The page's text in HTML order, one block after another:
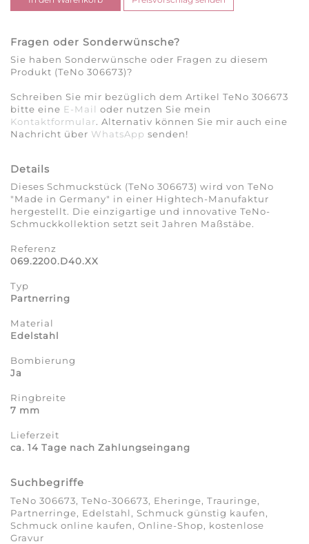
Fragen oder Sonderwünsche?
Sie haben Sonderwünsche oder Fragen zu diesem
Produkt (TeNo 306673)?
Schreiben Sie mir bezüglich dem Artikel TeNo 306673
bitte eine E-Mail oder nutzen Sie mein
Kontaktformular. Alternativ können Sie mir auch eine
Nachricht über WhatsApp senden!
Details
Dieses Schmuckstück (TeNo 306673) wird von TeNo
"Made in Germany" in einer Hightech-Manufaktur
hergestellt. Die einzigartige und innovative TeNo-
Schmuckkollektion setzt seit Jahren Maßstäbe.
Referenz
069.2200.D40.XX
Typ
Partnerring
Material
Edelstahl
Bombierung
Ja
Ringbreite
7 mm
Lieferzeit
ca. 14 Tage nach Zahlungseingang
Suchbegriffe
TeNo 306673, TeNo-306673, Eheringe, Trauringe,
Partnerringe, Edelstahl, Schmuck günstig kaufen,
Schmuck online kaufen, Online-Shop, kostenlose
Gravur